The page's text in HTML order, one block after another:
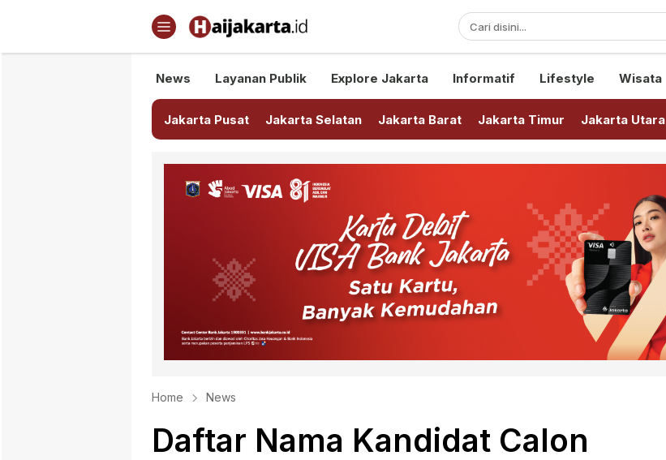
Haijakarta.id
Semua Tentang Jakarta Ada Disini!
News Layanan Publik Explore Jakarta Informatif Lifestyle Wisata
Jakarta Pusat Jakarta Selatan Jakarta Barat Jakarta Timur Jakarta Utara
Home News
Daftar Nama Kandidat Calon